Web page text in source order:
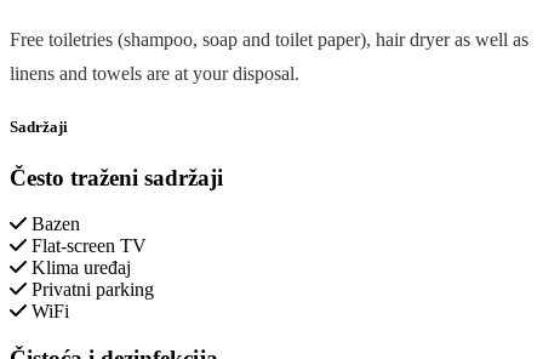
Free toiletries (shampoo, soap and toilet paper), hair dryer as well as
linens and towels are at your disposal.
Sadržaji
Često traženi sadržaji
Bazen
Flat-screen TV
Klima uređaj
Privatni parking
WiFi